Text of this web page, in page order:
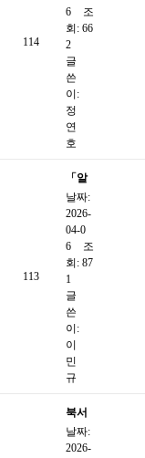
114
5월
자료
6
조
회: 66
2
글
쓴
이:
정
연
호
113
「알
쓸신
4월
자료
날짜:
2026-
04-0
6
조
회: 87
1
글
쓴
이:
이
민
규
북서
울종
날짜:
2026-